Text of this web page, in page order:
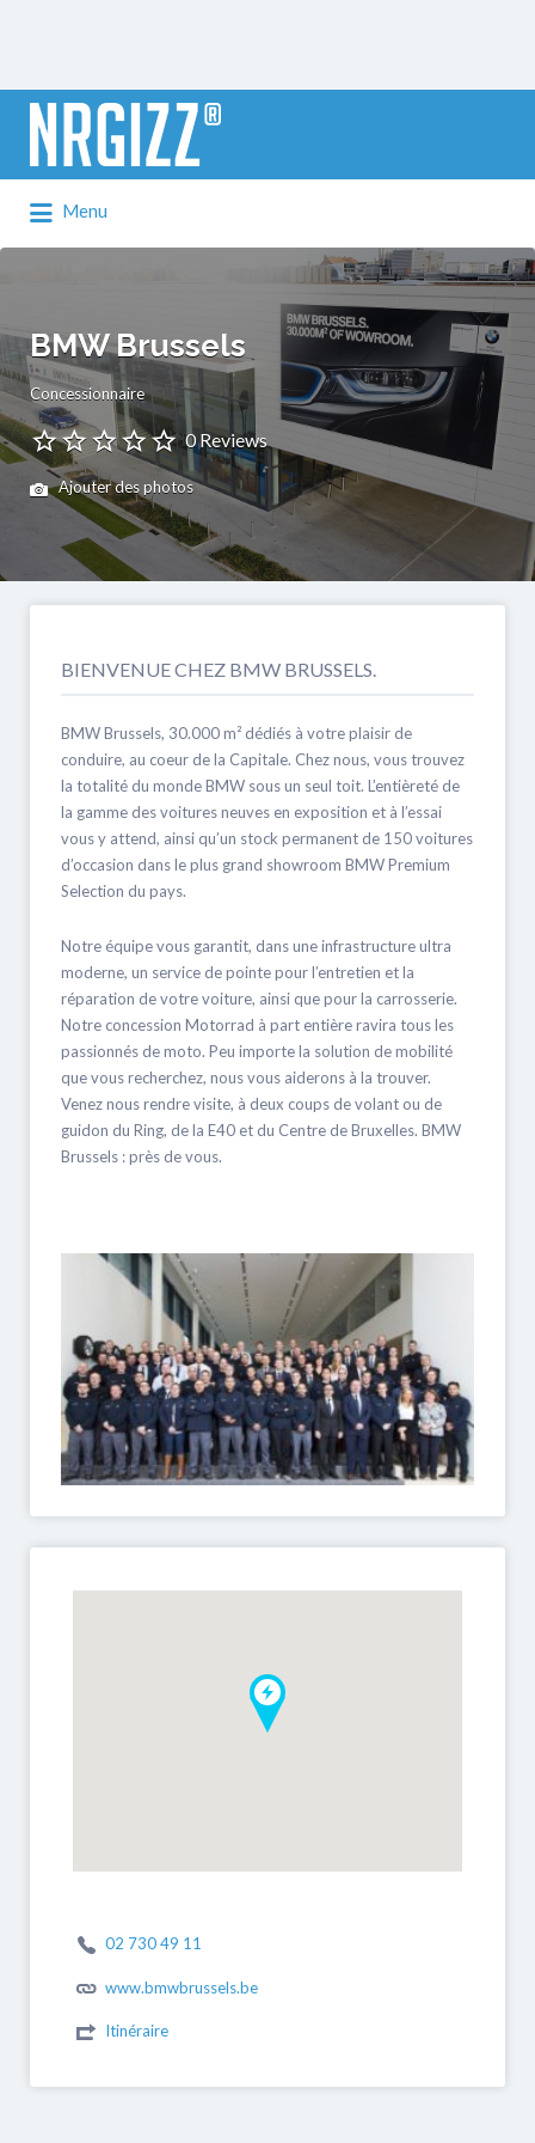
Rechercher:
Menu
BMW Brussels
Concessionnaire
0 Reviews
Ajouter des photos
BIENVENUE CHEZ BMW BRUSSELS.
BMW Brussels, 30.000 m² dédiés à votre plaisir de
conduire, au coeur de la Capitale. Chez nous, vous trouvez
la totalité du monde BMW sous un seul toit. L’entièreté de
la gamme des voitures neuves en exposition et à l’essai
vous y attend, ainsi qu’un stock permanent de 150 voitures
d’occasion dans le plus grand showroom BMW Premium
Selection du pays.
Notre équipe vous garantit, dans une infrastructure ultra
moderne, un service de pointe pour l’entretien et la
réparation de votre voiture, ainsi que pour la carrosserie.
Notre concession Motorrad à part entière ravira tous les
passionnés de moto. Peu importe la solution de mobilité
que vous recherchez, nous vous aiderons à la trouver.
Venez nous rendre visite, à deux coups de volant ou de
guidon du Ring, de la E40 et du Centre de Bruxelles. BMW
Brussels : près de vous.
02 730 49 11
www.bmwbrussels.be
Itinéraire